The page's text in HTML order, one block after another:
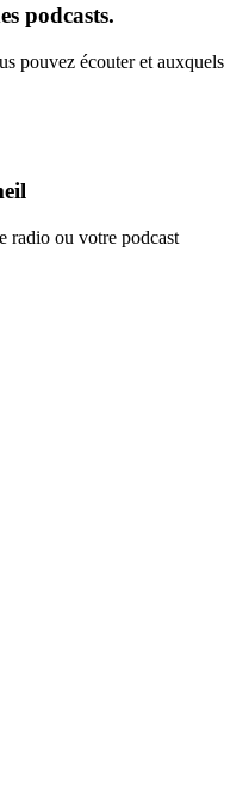
podcasts.
pouvez écouter et auxquels
radio ou votre podcast